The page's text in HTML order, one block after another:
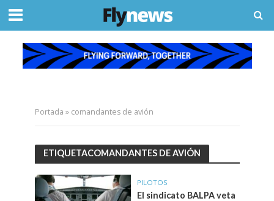
Portada » comandantes de avión
ETIQUETACOMANDANTES DE AVIÓN
PILOTOS
El sindicato BALPA veta